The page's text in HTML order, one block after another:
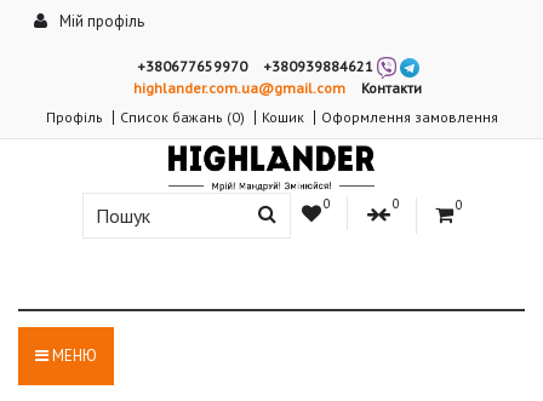
Мій профіль
+380677659970
+380939884621
highlander.com.ua@gmail.com
Контакти
Профіль
Список бажань (0) Кошик Оформлення замовлення
0 0 0
МЕНЮ